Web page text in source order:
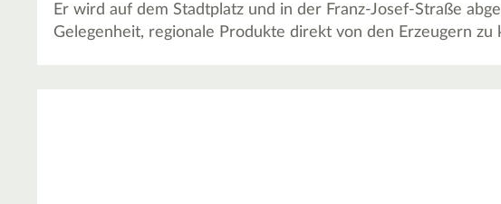
Er wird auf dem Stadtplatz und in der Franz-Josef-Straße
Gelegenheit, regionale Produkte direkt von den Erzeugern zu